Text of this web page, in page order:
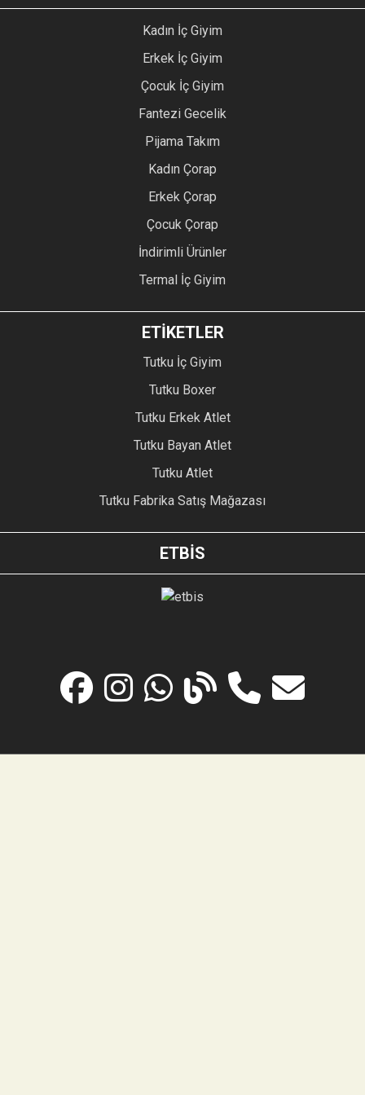
Kadın İç Giyim
Erkek İç Giyim
Çocuk İç Giyim
Fantezi Gecelik
Pijama Takım
Kadın Çorap
Erkek Çorap
Çocuk Çorap
İndirimli Ürünler
Termal İç Giyim
ETİKETLER
Tutku İç Giyim
Tutku Boxer
Tutku Erkek Atlet
Tutku Bayan Atlet
Tutku Atlet
Tutku Fabrika Satış Mağazası
ETBİS